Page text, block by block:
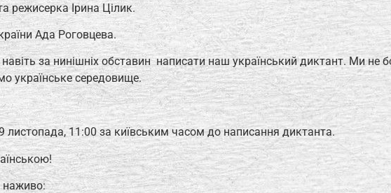
режисерка Ірина Цілик.
Ада Роговцева.
навіть за нинішніх обставин написати наш український диктант. Ми
українське середовище.
листопада, 11:00 за київським часом до написання диктанта.
наживо:⠀⠀⠀⠀⠀⠀⠀